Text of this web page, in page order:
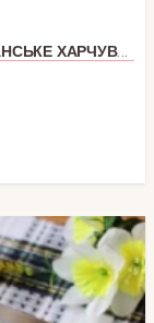
ХАРЧУВАННЯ